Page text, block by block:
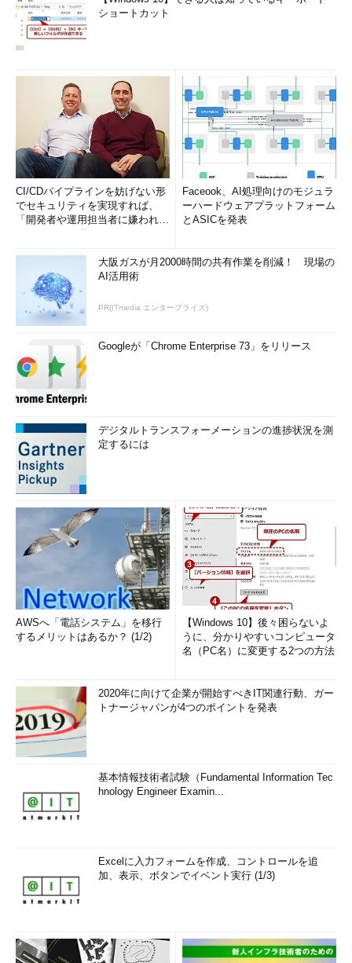
ショートカット
CI/CDパイプラインを妨げない形
でセキュリティを実現すれば、
「開発者や運用担当者に嫌われな
Faceook、AI処理向けのモジュラ
ーハードウェアプラットフォーム
とASICを発表
大阪ガスが月2000時間の共有作業を削減！ 現場の
AI活用術
PR(ITmedia エンタープライズ)
Googleが「Chrome Enterprise 73」をリリース
デジタルトランスフォーメーションの進捗状況を測
定するには
AWSへ「電話システム」を移行
するメリットはあるか？ (1/2)
【Windows 10】後々困らないよ
うに、分かりやすいコンピュータ
名（PC名）に変更する2つの方法
2020年に向けて企業が開始すべきIT関連行動、ガー
トナージャパンが4つのポイントを発表
基本情報技術者試験（Fundamental Information Tec
hnology Engineer Examin...
Excelに入力フォームを作成、コントロールを追
加、表示、ボタンでイベント実行 (1/3)